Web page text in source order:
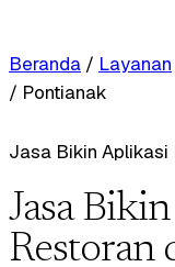
Beranda / Layanan
/ Pontianak
Jasa Bikin Aplikasi
Jasa
Restoran